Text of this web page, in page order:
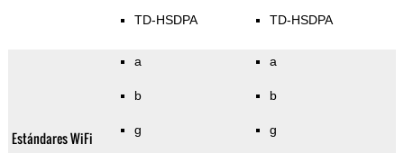
TD-HSDPA TD-HSDPA
Estándares WiFi
a
b
g
a
b
g